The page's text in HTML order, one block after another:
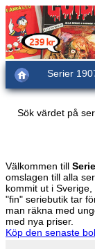
Serier
Sök värdet på
Välkommen till
omslagen till alla
kommit ut i
"fin" seriebutik tar
man räkna med
med nya priser.
Köp den senaste